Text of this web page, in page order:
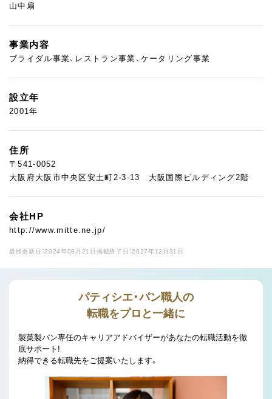
山中扇
事業内容
ブライダル事業、レストラン事業、ケータリング事業
設立年
2001年
住所
〒541-0052
大阪府大阪市中央区安土町2-3-13 大阪国際ビルディング2階
会社HP
http://www.mitte.ne.jp/
最終更新日：2024年08月21日 掲載終了日：2027年12月31日
パティシエ・パン職人の
転職をプロと一緒に
製菓製パン専任のキャリアアドバイザーがあなたの転職活動を徹
底サポート!
納得できる転職先をご提案いたします。